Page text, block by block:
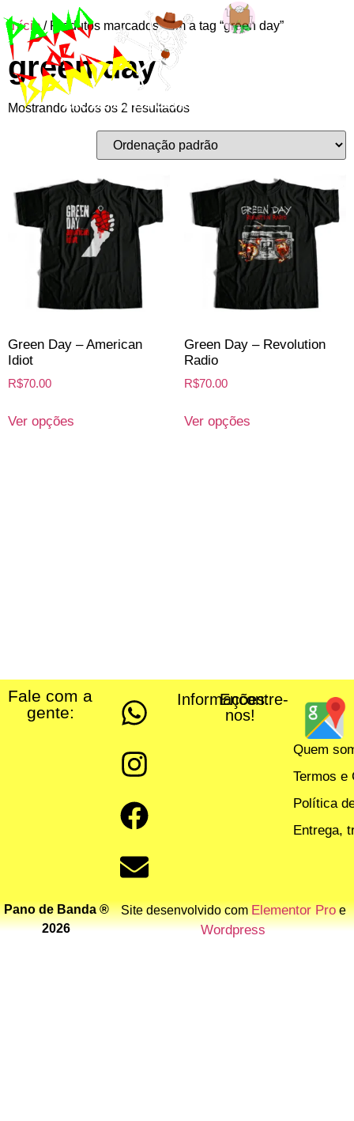
Início/ Produtos marcados com a tag “green day”
green day
Mostrando todos os 2 resultados
Green Day – American
Idiot
R$70.00
Ver opções
Green Day – Revolution
Radio
R$70.00
Ver opções
Fale com a
gente:
Informações:
Encontre-
nos!
Quem
Termos e
Política
Entrega,
Pano de Banda ®
2026
Site desenvolvido comElementor Proe
Wordpress